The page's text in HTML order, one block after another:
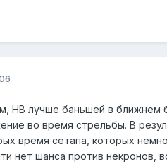
НВ лучше баньшей в ближнем
во время стрельбы. В
время сетапа, которых
нет шанса против некронов,